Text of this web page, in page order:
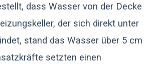
dass Wasser von der Decke
der sich direkt unter
stand das Wasser über 5 cm
setzten einen